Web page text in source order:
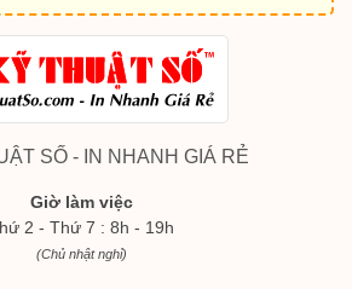
SỐ - IN NHANH GIÁ RẺ
Giờ làm việc
2 - Thứ 7 : 8h - 19h
(Chủ nhật nghỉ)